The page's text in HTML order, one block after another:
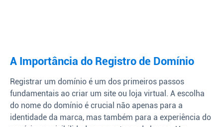
A Importância do Registro de Domínio
Registrar um domínio é um dos primeiros passos
fundamentais ao criar um site ou loja virtual. A escolha
do nome do domínio é crucial não apenas para a
identidade da marca, mas também para a experiência do